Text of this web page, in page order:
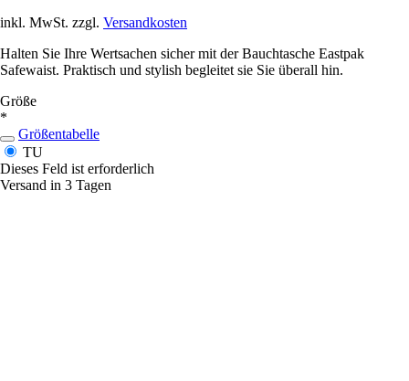
inkl. MwSt. zzgl. Versandkosten
Halten Sie Ihre Wertsachen sicher mit der Bauchtasche Eastpak
Safewaist. Praktisch und stylish begleitet sie Sie überall hin.
Größe
*
Größentabelle
TU
Dieses Feld ist erforderlich
Versand in 3 Tagen